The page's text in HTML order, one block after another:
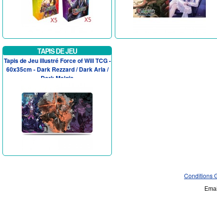
TAPIS DE JEU
Tapis de Jeu illustré Force of Will TCG -
60x35cm - Dark Rezzard / Dark Arla /
Dark Melgis
Conditions